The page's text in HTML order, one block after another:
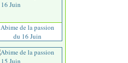
Abime de la passion
du 16 Juin